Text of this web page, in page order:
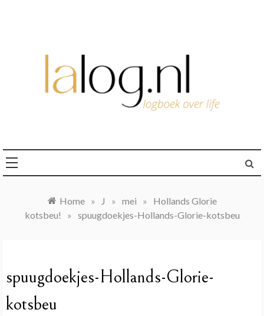
Home » J » mei »
Hollands Glorie
kotsbeu!
» spuugdoekjes-Hollands-Glorie-kotsbeu
spuugdoekjes-Hollands-Glorie-
kotsbeu